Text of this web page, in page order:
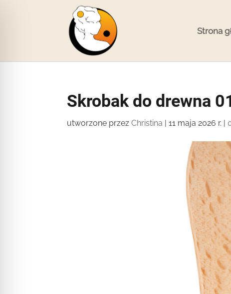
Strona
Skrobak do drewna
utworzone przezChristina |11 maja 2026 r. |